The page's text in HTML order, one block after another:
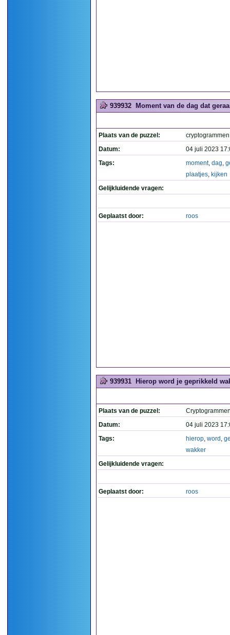
939932 Moment van de dag dat
Plaats van de puzzel:
cryptogrammen
Datum:
04 juli 2023
Tags:
moment, dag,
plaatjes, kijken
Gelijkluidende vragen:
Geplaatst door: roos
939931 Hierop word je geprikkeld
Plaats van de puzzel:
Datum:
04 juli 2023
Tags:
hierop, word ,
wakker
Gelijkluidende vragen:
Geplaatst door: roos